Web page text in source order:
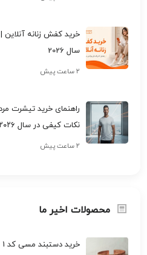
خرید کفش زنانه آنلاین
سال 2026
۲ ساعت پیش
راهنمای خرید تیشرت
نکات کیفی در سال ۲۰۲۶
۲ ساعت پیش
محصولات اخیر ما